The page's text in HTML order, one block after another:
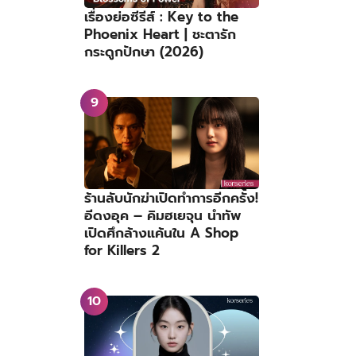
เรื่องย่อซีรีส์ : Key to the
Phoenix Heart | ชะตารัก
กระดูกปักษา (2026)
ร้านลับนักฆ่าเปิดทำการอีกครั้ง!
อีดงอุค – คิมฮเยจุน นำทัพ
เปิดศึกล้างแค้นใน A Shop
for Killers 2